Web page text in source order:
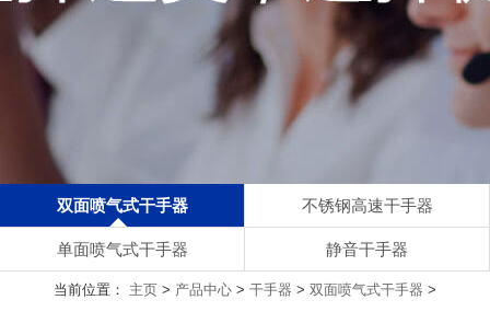
双面喷气式干手器 不锈钢高速干手器
单面喷气式干手器 静音干手器
当前位置： 主页 > 产品中心 > 干手器 > 双面喷气式干手器 >